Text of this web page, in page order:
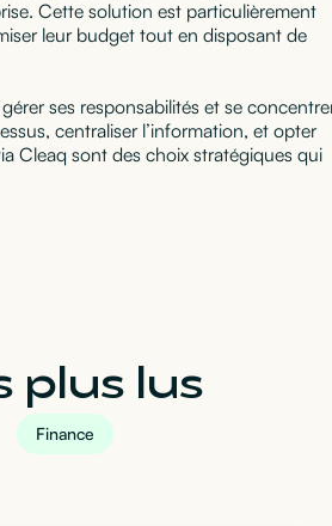
Cette solution est particulièrement
leur budget tout en disposant de
ses responsabilités et se
centraliser l’information, et opter
Cleaq sont des choix stratégiques qui
plus lus
Finance